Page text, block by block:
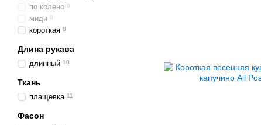
по колено 0
миди 0
короткая 8
Длина рукава
длинный 10
Ткань
плащевка 11
Фасон